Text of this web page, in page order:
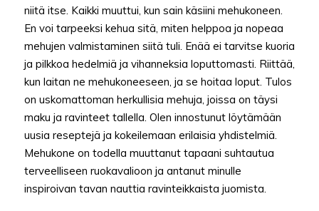
niitä itse. Kaikki muuttui, kun sain käsiini mehukoneen.
En voi tarpeeksi kehua sitä, miten helppoa ja nopeaa
mehujen valmistaminen siitä tuli. Enää ei tarvitse kuoria
ja pilkkoa hedelmiä ja vihanneksia loputtomasti. Riittää,
kun laitan ne mehukoneeseen, ja se hoitaa loput. Tulos
on uskomattoman herkullisia mehuja, joissa on täysi
maku ja ravinteet tallella. Olen innostunut löytämään
uusia reseptejä ja kokeilemaan erilaisia yhdistelmiä.
Mehukone on todella muuttanut tapaani suhtautua
terveelliseen ruokavalioon ja antanut minulle
inspiroivan tavan nauttia ravinteikkaista juomista.